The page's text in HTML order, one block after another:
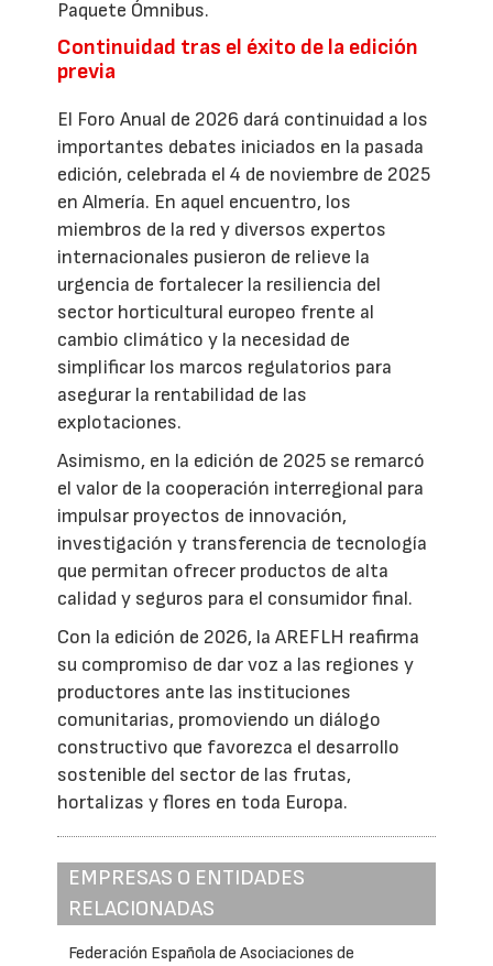
Paquete Ómnibus.
Continuidad tras el éxito de la edición
previa
El Foro Anual de 2026 dará continuidad a los
importantes debates iniciados en la pasada
edición, celebrada el 4 de noviembre de 2025
en Almería. En aquel encuentro, los
miembros de la red y diversos expertos
internacionales pusieron de relieve la
urgencia de fortalecer la resiliencia del
sector horticultural europeo frente al
cambio climático y la necesidad de
simplificar los marcos regulatorios para
asegurar la rentabilidad de las
explotaciones.
Asimismo, en la edición de 2025 se remarcó
el valor de la cooperación interregional para
impulsar proyectos de innovación,
investigación y transferencia de tecnología
que permitan ofrecer productos de alta
calidad y seguros para el consumidor final.
Con la edición de 2026, la AREFLH reafirma
su compromiso de dar voz a las regiones y
productores ante las instituciones
comunitarias, promoviendo un diálogo
constructivo que favorezca el desarrollo
sostenible del sector de las frutas,
hortalizas y flores en toda Europa.
EMPRESAS O ENTIDADES
RELACIONADAS
Federación Española de Asociaciones de